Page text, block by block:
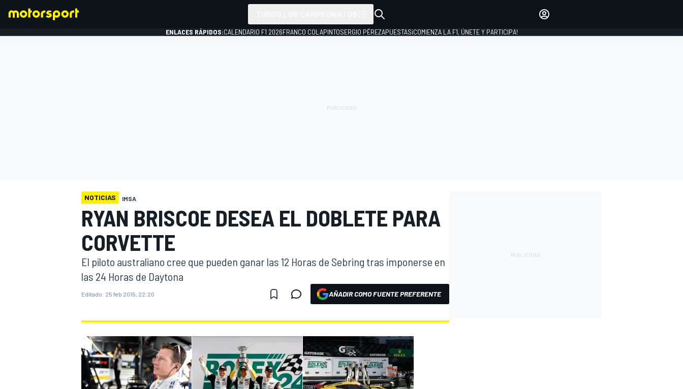
INDYCAR
INICIAR SESIÓN
ENLACES RÁPIDOS:CALENDARIO F1 2026FRANCO COLAPINTOSERGIO PÉREZAPUESTAS¡COMIENZA LA F1, ÚNETE Y PARTICIPA!
NOTICIAS IMSA
RYAN BRISCOE DESEA EL DOBLETE PARA
CORVETTE
El piloto australiano cree que pueden ganar las 12 Horas de Sebring tras imponerse en
las 24 Horas de Daytona
Editado: 25 feb 2015, 22:20 AÑADIR COMO FUENTE PREFERENTE